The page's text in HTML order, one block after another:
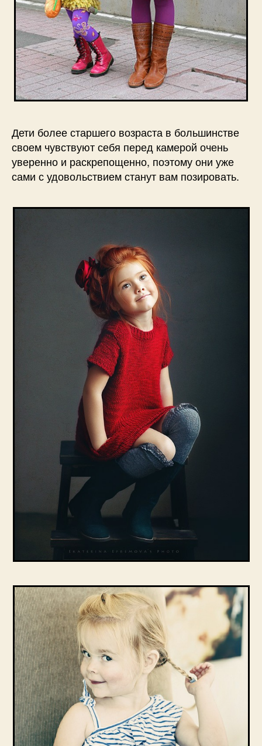
Дети более старшего возраста в большинстве
своем чувствуют себя перед камерой очень
уверенно и раскрепощенно, поэтому они уже
сами с удовольствием станут вам позировать.